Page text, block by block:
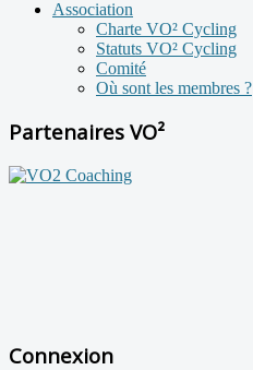
Association
Charte VO² Cycling
Statuts VO² Cycling
Comité
Où sont les membres ?
Partenaires VO²
Connexion